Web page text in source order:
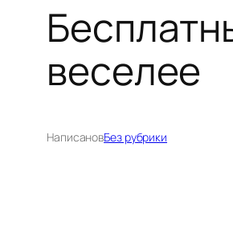
веселее
НаписановБез рубрики